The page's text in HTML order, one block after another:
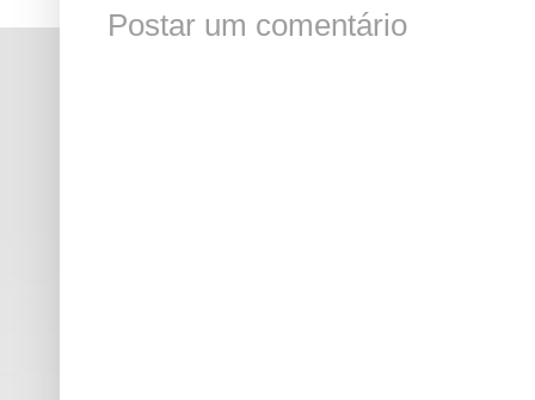
Postar um comentário